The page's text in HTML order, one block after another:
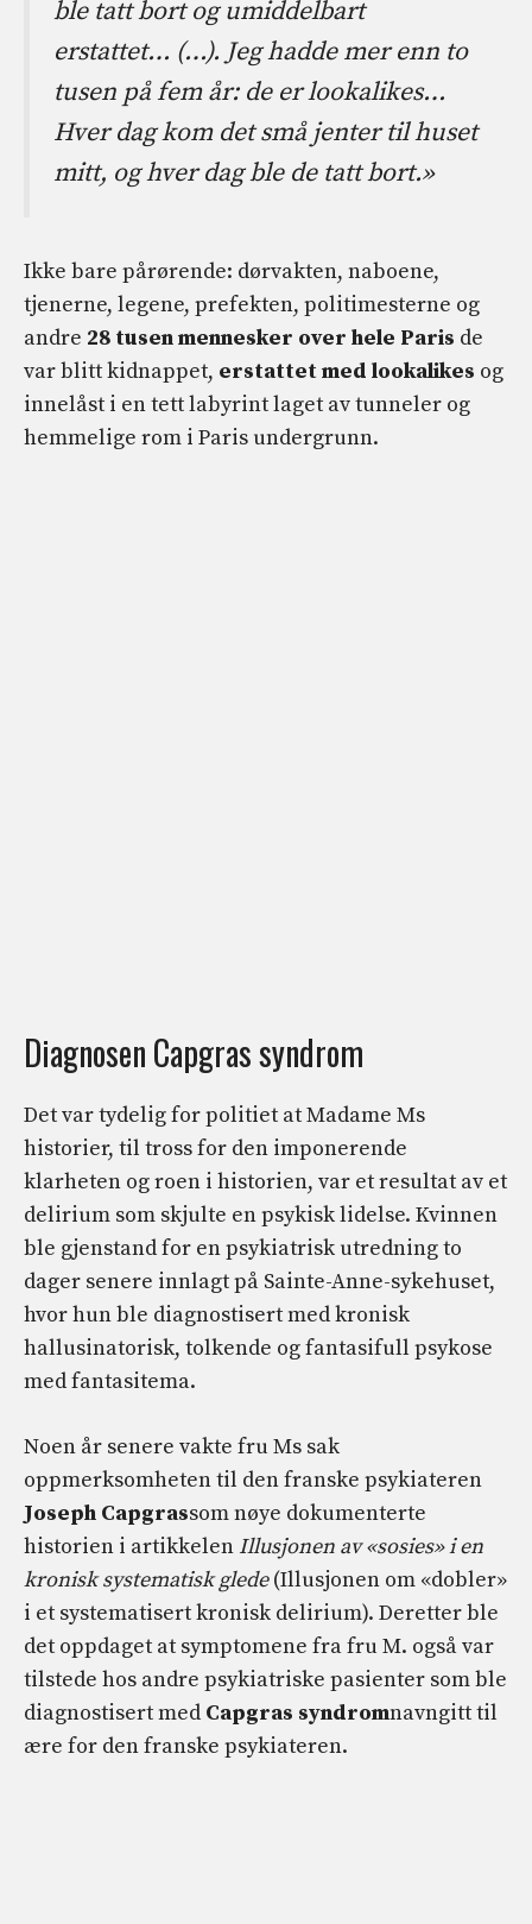
ble tatt bort og umiddelbart
erstattet… (…). Jeg hadde mer enn to
tusen på fem år: de er lookalikes…
Hver dag kom det små jenter til huset
mitt, og hver dag ble de tatt bort.»
Ikke bare pårørende: dørvakten, naboene,
tjenerne, legene, prefekten, politimesterne og
andre 28 tusenmennesker over hele Paris de
var blitt kidnappet, erstattet med lookalikes og
innelåst i en tett labyrint laget av tunneler og
hemmelige rom i Paris undergrunn.
Diagnosen Capgras syndrom
Det var tydelig for politiet at Madame Ms
historier, til tross for den imponerende
klarheten og roen i historien, var et resultat av et
delirium som skjulte en psykisk lidelse. Kvinnen
ble gjenstand for en psykiatrisk utredning to
dager senere innlagt på Sainte-Anne-sykehuset,
hvor hun ble diagnostisert med kronisk
hallusinatorisk, tolkende og fantasifull psykose
med fantasitema.
Noen år senere vakte fru Ms sak
oppmerksomheten til den franske psykiateren
Joseph Capgrassom nøye dokumenterte
historien i artikkelen Illusjonen av «sosies» i en
kronisk systematisk glede(Illusjonen om «dobler»
i et systematisert kronisk delirium). Deretter ble
det oppdaget at symptomene fra fru M. også var
tilstede hos andre psykiatriske pasienter som ble
diagnostisert med Capgras syndromnavngitt til
ære for den franske psykiateren.